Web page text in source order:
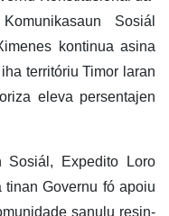
Sosiál
kontinua asina
territóriu Timor laran
eleva persentajen
Sosiál, Expedito Loro
tinan Governu fó apoiu
sanulu resin-